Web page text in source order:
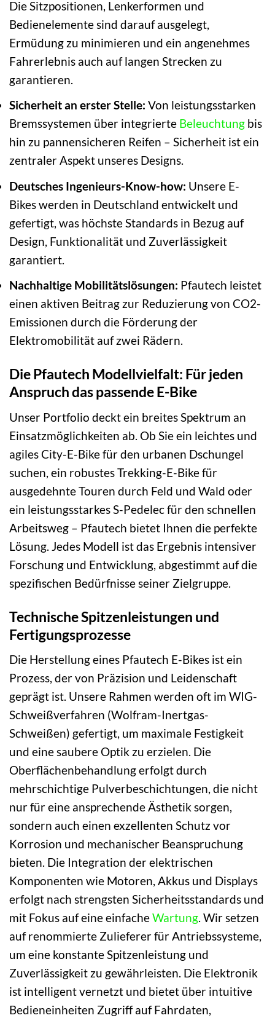
Die Sitzpositionen, Lenkerformen und
Bedienelemente sind darauf ausgelegt,
Ermüdung zu minimieren und ein angenehmes
Fahrerlebnis auch auf langen Strecken zu
garantieren.
Sicherheit an erster Stelle: Von leistungsstarken
Bremssystemen über integrierte Beleuchtung bis
hin zu pannensicheren Reifen – Sicherheit ist ein
zentraler Aspekt unseres Designs.
Deutsches Ingenieurs-Know-how: Unsere E-
Bikes werden in Deutschland entwickelt und
gefertigt, was höchste Standards in Bezug auf
Design, Funktionalität und Zuverlässigkeit
garantiert.
Nachhaltige Mobilitätslösungen: Pfautech leistet
einen aktiven Beitrag zur Reduzierung von CO2-
Emissionen durch die Förderung der
Elektromobilität auf zwei Rädern.
Die Pfautech Modellvielfalt: Für jeden
Anspruch das passende E-Bike
Unser Portfolio deckt ein breites Spektrum an
Einsatzmöglichkeiten ab. Ob Sie ein leichtes und
agiles City-E-Bike für den urbanen Dschungel
suchen, ein robustes Trekking-E-Bike für
ausgedehnte Touren durch Feld und Wald oder
ein leistungsstarkes S-Pedelec für den schnellen
Arbeitsweg – Pfautech bietet Ihnen die perfekte
Lösung. Jedes Modell ist das Ergebnis intensiver
Forschung und Entwicklung, abgestimmt auf die
spezifischen Bedürfnisse seiner Zielgruppe.
Technische Spitzenleistungen und
Fertigungsprozesse
Die Herstellung eines Pfautech E-Bikes ist ein
Prozess, der von Präzision und Leidenschaft
geprägt ist. Unsere Rahmen werden oft im WIG-
Schweißverfahren (Wolfram-Inertgas-
Schweißen) gefertigt, um maximale Festigkeit
und eine saubere Optik zu erzielen. Die
Oberflächenbehandlung erfolgt durch
mehrschichtige Pulverbeschichtungen, die nicht
nur für eine ansprechende Ästhetik sorgen,
sondern auch einen exzellenten Schutz vor
Korrosion und mechanischer Beanspruchung
bieten. Die Integration der elektrischen
Komponenten wie Motoren, Akkus und Displays
erfolgt nach strengsten Sicherheitsstandards und
mit Fokus auf eine einfacheWartung. Wir setzen
auf renommierte Zulieferer für Antriebssysteme,
um eine konstante Spitzenleistung und
Zuverlässigkeit zu gewährleisten. Die Elektronik
ist intelligent vernetzt und bietet über intuitive
Bedieneinheiten Zugriff auf Fahrdaten,